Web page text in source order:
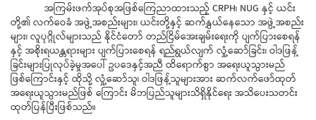
အကြမ်းဖက်အုပ်စုအဖြစ်ကြေညာထားသည့် CRPH၊ NUG နှင့် ယင်း
တို့၏ လက်ဝေခံ အဖွဲ့အစည်းများ၊ ယင်းတို့နှင့် ဆက်နွှယ်နေသော အဖွဲ့အစည်း
များ၊ လူပုဂ္ဂိုလ်များသည် နိုင်ငံတော် တည်ငြိမ်အေးချမ်းရေးကို ပျက်ပြားစေရန်
နှင့် အစိုးရယန္တရားများ ပျက်ပြားစေရန် ရည်ရွယ်လျက် လှုံ့ဆော်ခြင်း၊ ဝါဒဖြန့်
ခြင်းများပြုလုပ်ခဲ့မှုအပေါ် ဥပဒေနှင့်အညီ ထိရောက်စွာ အရေးယူသွားမည်
ဖြစ်ကြောင်းနှင့် ထိုသို့ လှုံ့ဆော်သူ၊ ဝါဒဖြန့်သူများအား ဆက်လက်ဖော်ထုတ်
အရေးယူသွားမည်ဖြစ် ကြောင်း မိဘပြည်သူများသိရှိနိုင်ရေး အသိပေးသတင်း
ထုတ်ပြန်ပြီးဖြစ်သည်။